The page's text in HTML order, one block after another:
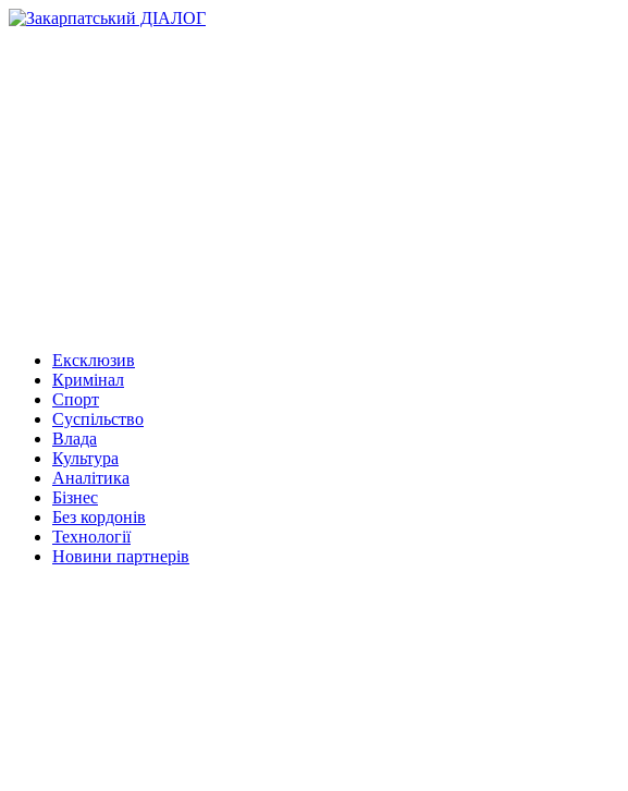
Ексклюзив
Кримінал
Спорт
Суспільство
Влада
Культура
Аналітика
Бізнес
Без кордонів
Технології
Новини партнерів